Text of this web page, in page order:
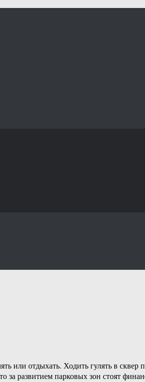
или отдыхать. Ходить гулять в
за развитием парковых зон стоят